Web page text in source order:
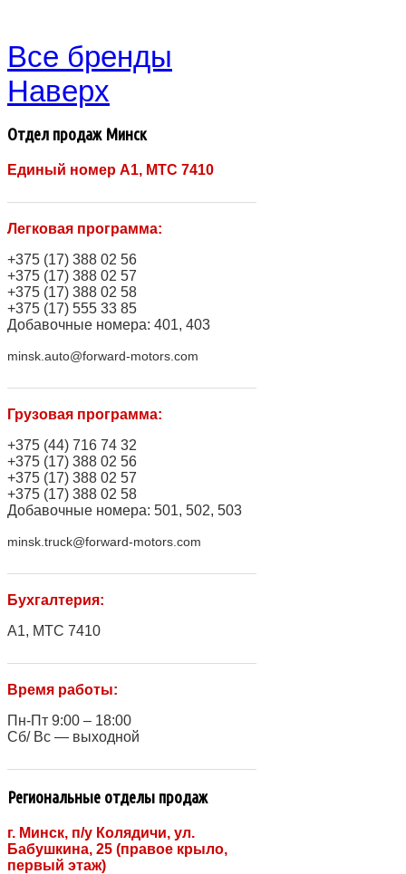
Все бренды
Наверх
Отдел продаж Минск
Единый номер A1, МТС 7410
Легковая программа:
+375 (17) 388 02 56
+375 (17) 388 02 57
+375 (17) 388 02 58
+375 (17) 555 33 85
Добавочные номера: 401, 403
minsk.auto@forward-motors.com
Грузовая программа:
+375 (44) 716 74 32
+375 (17) 388 02 56
+375 (17) 388 02 57
+375 (17) 388 02 58
Добавочные номера: 501, 502, 503
minsk.truck@forward-motors.com
Бухгалтерия:
A1, МТС 7410
Время работы:
Пн-Пт 9:00 – 18:00
Сб/ Вс — выходной
Региональные отделы продаж
г. Минск, п/у Колядичи, ул.
Бабушкина, 25 (правое крыло,
первый этаж)